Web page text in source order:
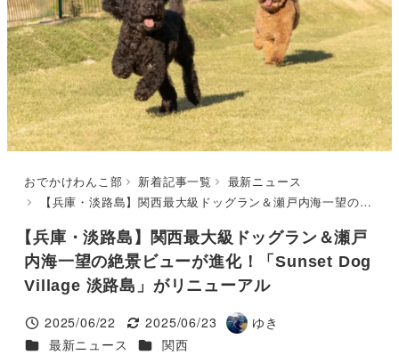
ン
ツ
へ
移
動
おでかけわんこ部 新着記事一覧
最新ニュース
【兵庫・淡路島】関西最大級ドッグラン＆瀬戸内海一望の絶景ビューが進化！「Sunset Dog Village 淡路島」がリニューアル
【兵庫・淡路島】関西最大級ドッグラン＆瀬戸
内海一望の絶景ビューが進化！「Sunset Dog
Village 淡路島」がリニューアル
投稿日
2025/06/22
更新日
2025/06/23
著
ゆき
カテゴリー
最新ニュース カテゴリー
関西